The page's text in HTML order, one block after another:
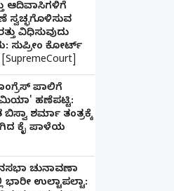
ಆದಿವಾಸಿಗಳಿಗೆ
ಸ್ವಚ್ಛಗೊಳಿಸುವ
ವಿಧಿಸುವುದು
ಸುಪ್ರೀಂ ಕೋರ್ಟ್
ಪಾಲಿಗೆ
ಹಣೆಪಟ್ಟಿ:
ಶರ್ಮಾ ತಂತ್ರಕ್ಕೆ
ಕೈ ಪಾಳೆಯ
ಚುನಾವಣಾ
ಭಾರೀ ಉಲ್ಟಾಪಲ್ಟಾ: